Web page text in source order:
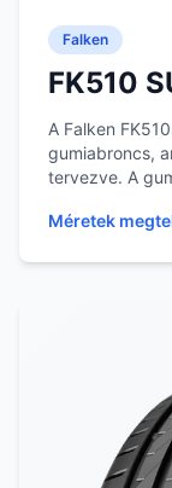
Falken
FK510
A Falken
gumiabroncs,
tervezve. A
Méretek